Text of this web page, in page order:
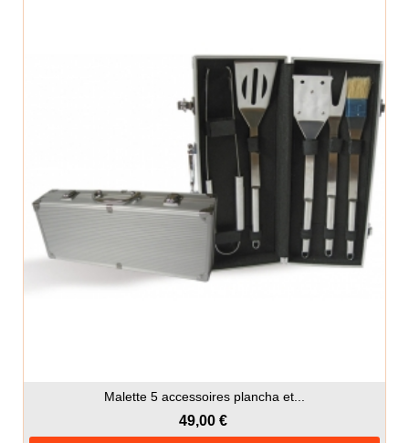
Malette 5 accessoires plancha et...
49,00 €